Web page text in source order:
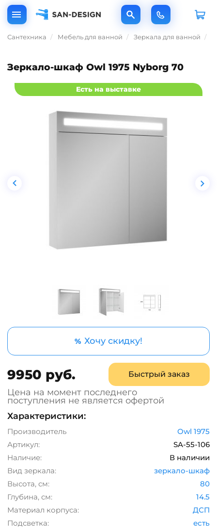
Сантехника Мебель для ванной Зеркала для ванной
Зеркало-шкаф Owl 1975 Nyborg 70
Есть на выставке
% Хочу скидку!
9950 руб. Быстрый заказ
Цена на момент последнего
поступления не является офертой
Характеристики:
Производитель
Owl 1975
Артикул:
SA-55-106
Наличие:
В наличии
Вид зеркала:
зеркало-шкаф
Высота, см:
80
Глубина, см:
14.5
Материал корпуса:
ДСП
Подсветка:
есть